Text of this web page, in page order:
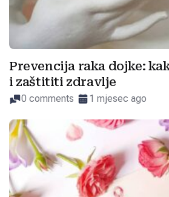
Prevencija raka dojke:
i zaštititi zdravlje
0 comments 1 mjesec ago